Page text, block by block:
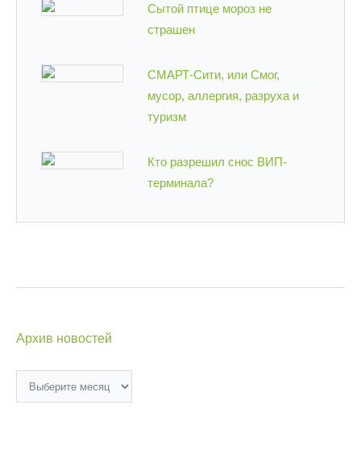
Сытой птице мороз не
страшен
СМАРТ-Сити, или Смог,
мусор, аллергия, разруха и
туризм
Кто разрешил снос ВИП-
терминала?
Архив новостей
новостей